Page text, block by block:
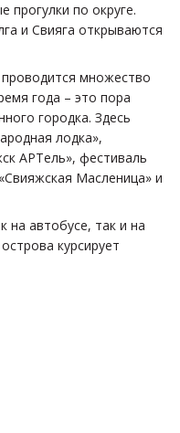
по округе.
и Свияга открываются
множество
года – это пора
городка. Здесь
лодка»,
АРТель», фестиваль
Масленица» и
автобусе, так и на
курсирует